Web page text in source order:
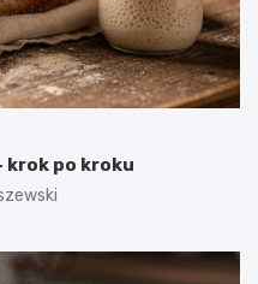
krok po kroku